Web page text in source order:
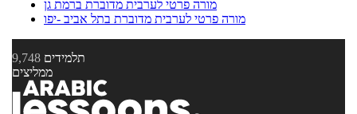
מורה פרטי לערבית מדוברת ברמת גן
מורה פרטי לערבית מדוברת בתל אביב -יפו
9,748 תלמידים
ממליצים